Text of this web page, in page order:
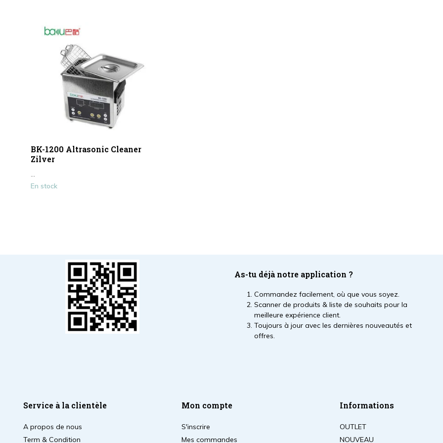
BK-1200 Altrasonic Cleaner
Zilver
En stock
As-tu déjà notre application ?
Commandez facilement, où que vous soyez.
Scanner de produits & liste de souhaits pour la
meilleure expérience client.
Toujours à jour avec les dernières nouveautés et
offres.
Service à la clientèle
A propos de nous
Term & Condition
Mon compte
S'inscrire
Mes commandes
Informations
OUTLET
NOUVEAU